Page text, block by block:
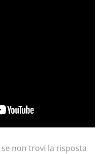
se non trovi la risposta